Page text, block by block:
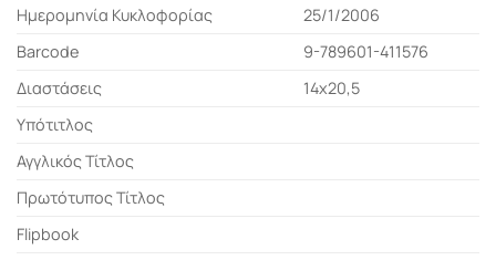
Ημερομηνία Κυκλοφορίας
25/1/2006
Barcode
9-789601-411576
Διαστάσεις
14x20,5
Υπότιτλος
Αγγλικός Τίτλος
Πρωτότυπος Τίτλος
Flipbook